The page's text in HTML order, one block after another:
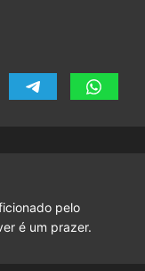
pelo
é um prazer.